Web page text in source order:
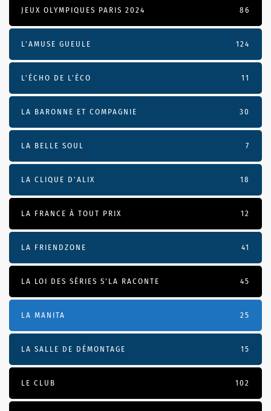
JEUX OLYMPIQUES PARIS 2024 86
L'AMUSE GUEULE 124
L’ÉCHO DE L’ÉCO 11
LA BARONNE ET COMPAGNIE 30
LA BELLE SOUL 7
LA CLIQUE D'ALIX 18
LA FRANCE À TOUT PRIX 12
LA FRIENDZONE 41
LA LOI DES SÉRIES S'LA RACONTE 45
LA MANITA 25
LA SALLE DE DÉMONTAGE 15
LE CLUB 102